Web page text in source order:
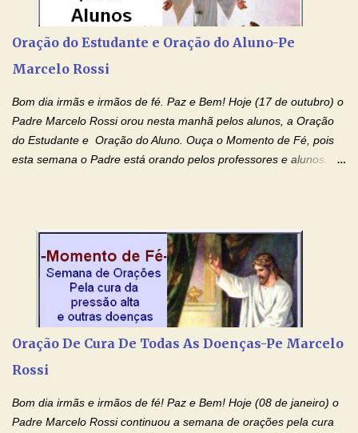
Tocai, Cura! E Restaura! "Jesus, no poder de Seu Nome, peço
agora que as águas do meu batismo fluam para trás através das
gerações, através de todas as raízes da minha árvore
genealógica. Que o Sangue de Jesus, purificador e vivificante,
Oração do Estudante e Oração do Aluno-Pe
Marcelo Rossi
Bom dia irmãs e irmãos de fé. Paz e Bem! Hoje (17 de outubro) o
Padre Marcelo Rossi orou nesta manhã pelos alunos, a Oração
do Estudante e Oração do Aluno. Ouça o Momento de Fé, pois
esta semana o Padre está orando pelos professores e alunos.
intelectualmente e espiritualmente para o dia da prova. Confie no
amor Ágape de Jesus e no amor materno de Nossa Senhora.
Fique com a paz de Jesus e o amor de Maria! Adriana-Devoção e
Fé Oração do Estudante I Senhor, eu sou estudante, e por sinal,
inteligente. Prova isto é o fato de eu estar aqui, conversando com
o Senhor. Obrigado pelo dom da inteligência e pela possibilidade
de estudar. Mas, como o Senhor sabe, a vida de estudante nem
sempre é fácil. A rotina cansa e o aprender exige uma série de
Oração De Cura De Todas As Doenças-Pe Marcelo
Rossi
Bom dia irmãs e irmãos de fé! Paz e Bem! Hoje (08 de janeiro) o
Padre Marcelo Rossi continuou a semana de orações pela cura